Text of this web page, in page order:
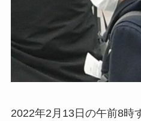
2022年2月13日の午前8時